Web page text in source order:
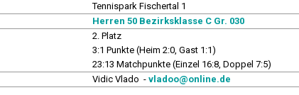
Tennispark Fischertal 1
Herren 50 Bezirksklasse C Gr. 030
2. Platz
3:1 Punkte (Heim 2:0, Gast 1:1)
23:13 Matchpunkte (Einzel 16:8, Doppel 7:5)
Vidic Vlado - vladoo@online.de